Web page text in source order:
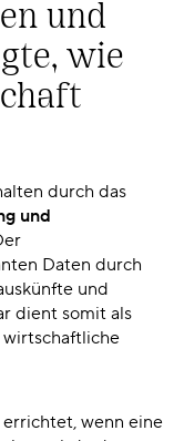
und
wie
durch das
und
Daten durch
und
dient somit als
wenn eine